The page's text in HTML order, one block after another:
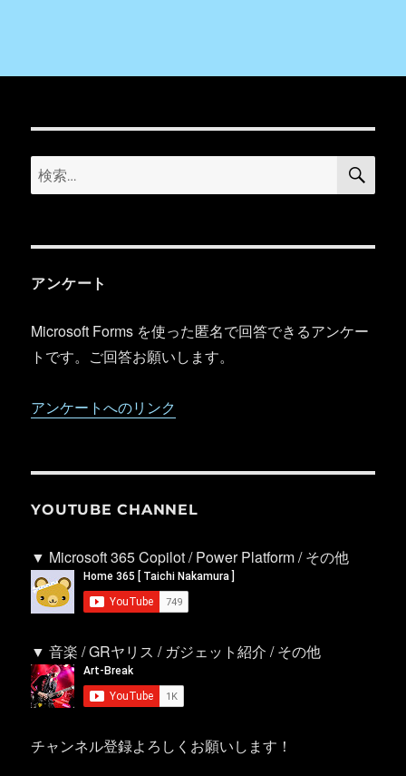
検
索:
検
アンケート
Microsoft Forms を使った匿名で回答できるアンケー
トです。ご回答お願いします。
アンケートへのリンク
YOUTUBE CHANNEL
▼ Microsoft 365 Copilot / Power Platform / その他
▼ 音楽 / GRヤリス / ガジェット紹介 / その他
チャンネル登録よろしくお願いします！